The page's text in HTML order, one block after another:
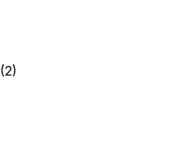
(2)